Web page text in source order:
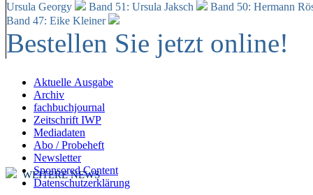
Ursula Georgy
Band 51: Ursula Jaksch Band 50: Hermann
Band 47: Eike Kleiner
Bestellen Sie jetzt online!
Aktuelle Ausgabe
Archiv
fachbuchjournal
Zeitschrift IWP
Mediadaten
Abo / Probeheft
Newsletter
Sponsored Content
Datenschutzerklärung
WEITERE NEWS